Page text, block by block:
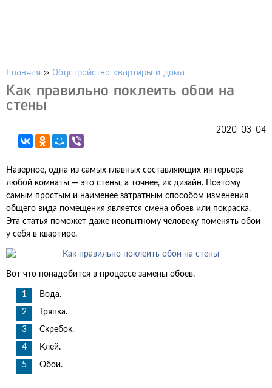
Главная » Обустройство квартиры и дома
Как правильно поклеить обои на
стены
2020-03-04
Наверное, одна из самых главных составляющих интерьера
любой комнаты — это стены, а точнее, их дизайн. Поэтому
самым простым и наименее затратным способом изменения
общего вида помещения является смена обоев или покраска.
Эта статья поможет даже неопытному человеку поменять обои
у себя в квартире.
Вот что понадобится в процессе замены обоев.
Вода.
Тряпка.
Скребок.
Клей.
Обои.